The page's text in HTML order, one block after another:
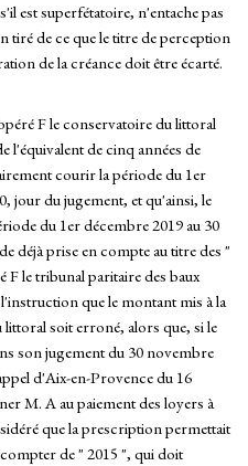
est superfétatoire, n'entache pas
tiré de ce que le titre de perception
de la créance doit être écarté.
F le conservatoire du littoral
l'équivalent de cinq années de
courir la période du 1er
jour du jugement, et qu'ainsi, le
du 1er décembre 2019 au 30
déjà prise en compte au titre des "
F le tribunal paritaire des baux
que le montant mis à la
soit erroné, alors que, si le
son jugement du 30 novembre
d'Aix-en-Provence du 16
M. A au paiement des loyers à
que la prescription permettait
de " 2015 ", qui doit